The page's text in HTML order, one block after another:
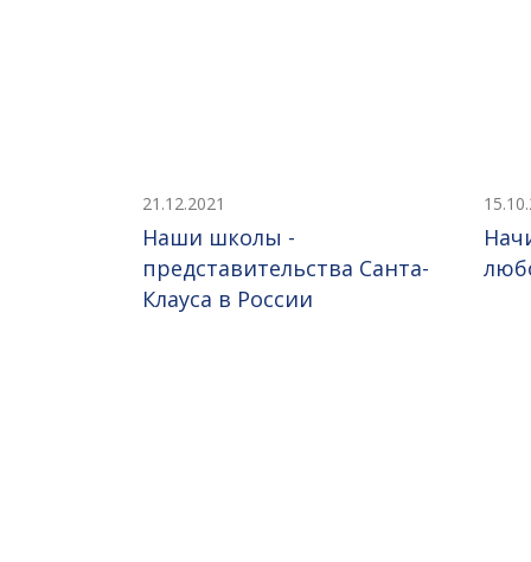
21.12.2021
Наши школы -
представительства Санта-
Клауса в России